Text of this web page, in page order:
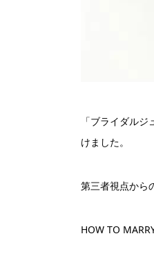
「ブライダル
けました。
第三者視点から
HOW TO